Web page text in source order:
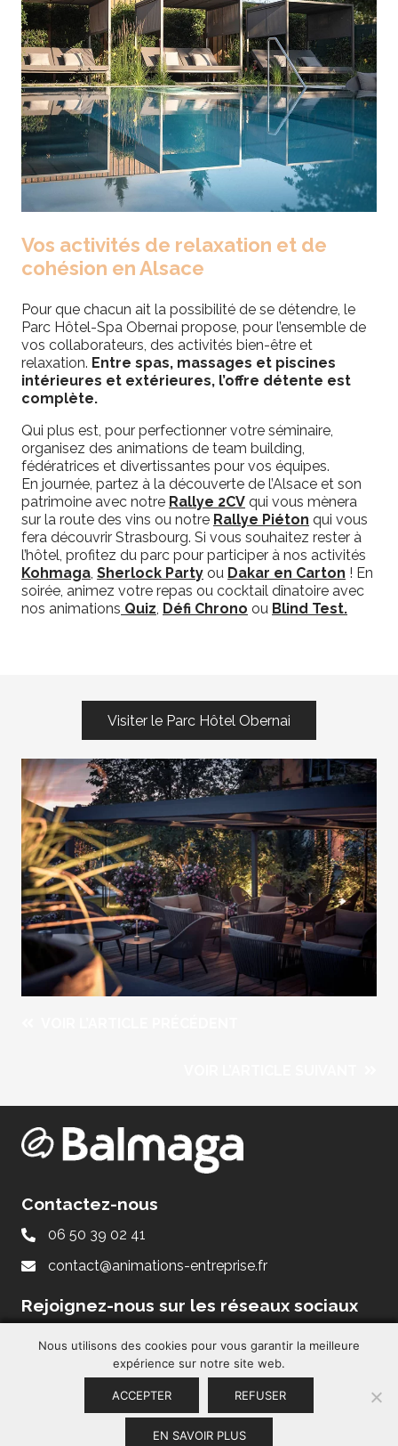
Vos activités de relaxation et de
cohésion en Alsace
Pour que chacun ait la possibilité de se détendre, le
Parc Hôtel-Spa Obernai propose, pour l’ensemble de
vos collaborateurs, des activités bien-être et
relaxation. Entre spas, massages et piscines
intérieures et extérieures, l’offre détente est
complète.
Qui plus est, pour perfectionner votre séminaire,
organisez des animations de team building,
fédératrices et divertissantes pour vos équipes.
En journée, partez à la découverte de l’Alsace et son
patrimoine avec notre Rallye 2CV qui vous mènera
sur la route des vins ou notre Rallye Piéton qui vous
fera découvrir Strasbourg. Si vous souhaitez rester à
l’hôtel, profitez du parc pour participer à nos activités
Kohmaga, Sherlock Party ou Dakar en Carton ! En
soirée, animez votre repas ou cocktail dînatoire avec
nos animations Quiz, Défi Chrono ou Blind Test.
Visiter le Parc Hôtel Obernai
Contactez-nous
06 50 39 02 41
contact@animations-entreprise.fr
Rejoignez-nous sur les réseaux sociaux
Mentions légales– Site réalisé par
Nous utilisons des cookies pour vous garantir la meilleure
expérience sur notre site web.
ACCEPTER REFUSER
EN SAVOIR PLUS